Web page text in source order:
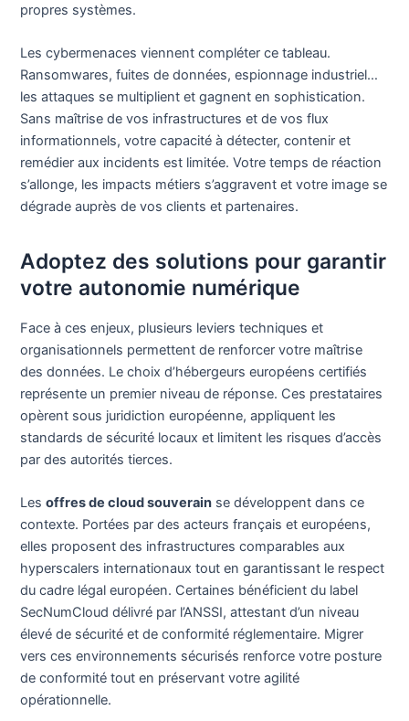
propres systèmes.
Les cybermenaces viennent compléter ce tableau.
Ransomwares, fuites de données, espionnage industriel…
les attaques se multiplient et gagnent en sophistication.
Sans maîtrise de vos infrastructures et de vos flux
informationnels, votre capacité à détecter, contenir et
remédier aux incidents est limitée. Votre temps de réaction
s’allonge, les impacts métiers s’aggravent et votre image se
dégrade auprès de vos clients et partenaires.
Adoptez des solutions pour garantir
votre autonomie numérique
Face à ces enjeux, plusieurs leviers techniques et
organisationnels permettent de renforcer votre maîtrise
des données. Le choix d’hébergeurs européens certifiés
représente un premier niveau de réponse. Ces prestataires
opèrent sous juridiction européenne, appliquent les
standards de sécurité locaux et limitent les risques d’accès
par des autorités tierces.
Lesoffres de cloud souverain se développent dans ce
contexte. Portées par des acteurs français et européens,
elles proposent des infrastructures comparables aux
hyperscalers internationaux tout en garantissant le respect
du cadre légal européen. Certaines bénéficient du label
SecNumCloud délivré par l’ANSSI, attestant d’un niveau
élevé de sécurité et de conformité réglementaire. Migrer
vers ces environnements sécurisés renforce votre posture
de conformité tout en préservant votre agilité
opérationnelle.